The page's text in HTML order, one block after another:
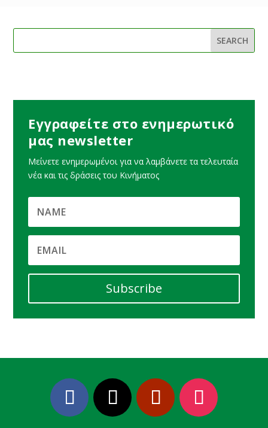
Εγγραφείτε στο ενημερωτικό
μας newsletter
Μείνετε ενημερωμένοι για να λαμβάνετε τα τελευταία
νέα και τις δράσεις του Κινήματος
Subscribe